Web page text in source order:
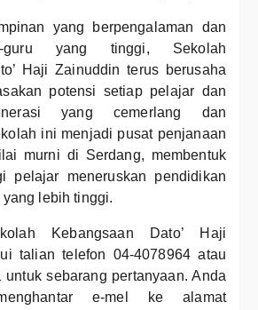
yang berpengalaman dan
guru yang tinggi, Sekolah
Haji Zainuddin terus berusaha
potensi setiap pelajar dan
yang cemerlang dan
ini menjadi pusat penjanaan
murni di Serdang, membentuk
pelajar meneruskan pendidikan
lebih tinggi.
Kebangsaan Dato’ Haji
talian telefon 04-4078964 atau
untuk sebarang pertanyaan. Anda
e-mel ke alamat